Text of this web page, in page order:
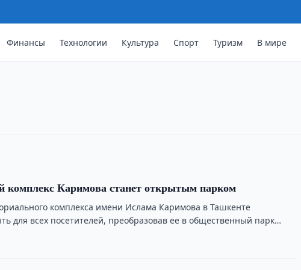
Финансы Технологии Культура Спорт Туризм В мире
жертв торговли людьми
Каримова станет открытым парком
комплекса имени Ислама Каримова в Ташкенте
для всех посетителей, преобразовав ее в общественный парк